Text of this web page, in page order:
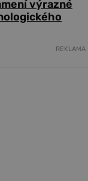
výrazné
REKLAMA